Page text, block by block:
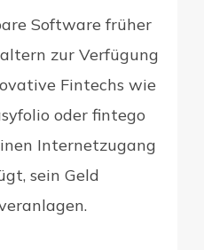
Software früher
zur Verfügung
Fintechs wie
oder fintego
Internetzugang
sein Geld